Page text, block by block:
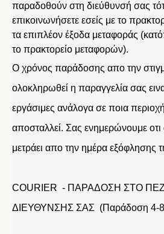
παραδοθούν στη διεύθυνσή σας
επικοινωνήσετε εσείς με το
τα επιπλέον έξοδα μεταφοράς
το πρακτορείο μεταφορών).
Ο χρόνος παράδοσης απο την
ολοκληρωθεί η παραγγελία σας
εργάσιμες ανάλογα σε ποια
αποσταλλεί. Σας ενημερώνουμε
μετράει απο την ημέρα εξόφλησης
COURIER - ΠΑΡΑΔΟΣΗ ΣΤΟ
ΔΙΕΥΘΥΝΣΗΣ ΣΑΣ (Παράδοση 4-8